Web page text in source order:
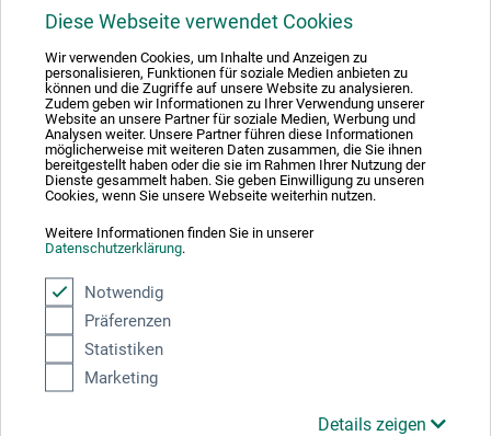
Diese Webseite verwendet Cookies
Wir verwenden Cookies, um Inhalte und Anzeigen zu
personalisieren, Funktionen für soziale Medien anbieten zu
können und die Zugriffe auf unsere Website zu analysieren.
Zudem geben wir Informationen zu Ihrer Verwendung unserer
Website an unsere Partner für soziale Medien, Werbung und
Analysen weiter. Unsere Partner führen diese Informationen
möglicherweise mit weiteren Daten zusammen, die Sie ihnen
bereitgestellt haben oder die sie im Rahmen Ihrer Nutzung der
Dienste gesammelt haben. Sie geben Einwilligung zu unseren
Cookies, wenn Sie unsere Webseite weiterhin nutzen.
Weitere Informationen finden Sie in unserer
Datenschutzerklärung.
Notwendig
Präferenzen
Statistiken
Marketing
Details zeigen
1
Absolut sikker
Betalingsmetoder